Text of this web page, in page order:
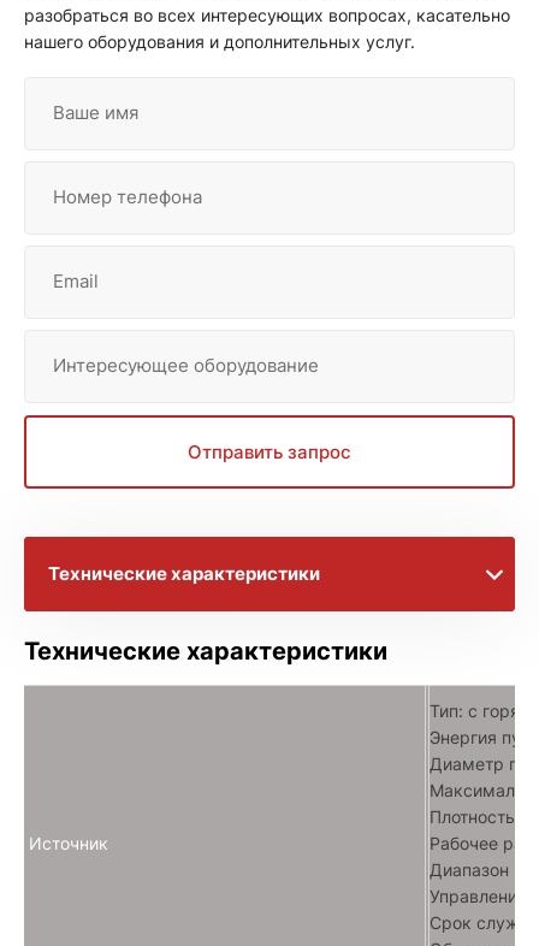
разобраться во всех интересующих вопросах, касательно
нашего оборудования и дополнительных услуг.
Ваше имя
Номер телефона
Email
Интересующее оборудование
Отправить запрос
Технические характеристики
Брошюры с информацией
Технические характеристики
Источник
Тип: с
Энергия
Диаметр
Плотность
Рабочее
Диапазон
Управление
Срок